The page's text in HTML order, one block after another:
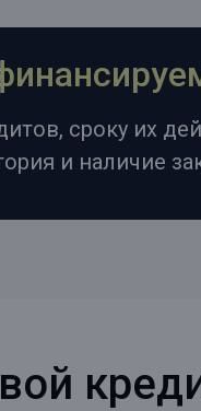
сроку их
и наличие